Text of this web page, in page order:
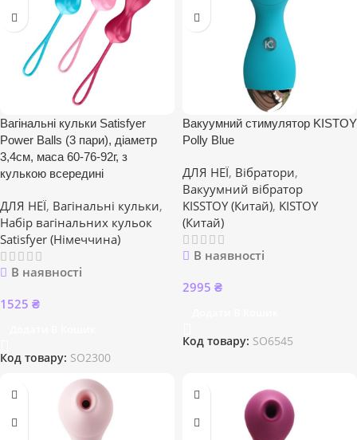
Вагінальні кульки Satisfyer
Power Balls (3 пари), діаметр
3,4см, маса 60-76-92г, з
кулькою всередині
ДЛЯ НЕЇ, Вагінальні кульки,
Набір вагінальних кульок
Satisfyer (Німеччина)
В наявності
1525 ₴
Код товару: SO2300
Вакуумний стимулятор KISTOY
Polly Blue
ДЛЯ НЕЇ, Вібратори,
Вакуумний вібратор
KISSTOY (Китай), KISTOY
(Китай)
В наявності
2995 ₴
Код товару: SO6545